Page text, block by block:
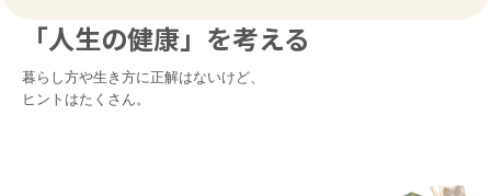
「人生の健康」を考える
暮らし方や生き方に正解はないけど、
ヒントはたくさん。